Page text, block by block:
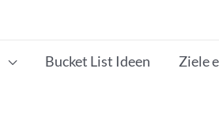
Bucket List Ideen Ziele